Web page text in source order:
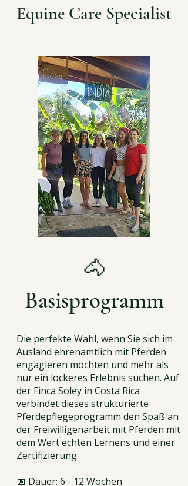
Equine Care Specialist
🐴
Basisprogramm
Die perfekte Wahl, wenn Sie sich im
Ausland ehrenamtlich mit Pferden
engagieren möchten und mehr als
nur ein lockeres Erlebnis suchen. Auf
der Finca Soley in Costa Rica
verbindet dieses strukturierte
Pferdepflegeprogramm den Spaß an
der Freiwilligenarbeit mit Pferden mit
dem Wert echten Lernens und einer
Zertifizierung.
📅 Dauer: 6 - 12 Wochen